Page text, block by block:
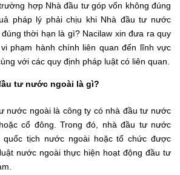
hợp Nhà đầu tư góp vốn không đúng
pháp lý phải chịu khi Nhà đầu tư nước
thời hạn là gì? Nacilaw xin đưa ra quy
phạm hành chính liên quan đến lĩnh vực
với các quy định pháp luật có liên quan.
tư nước ngoài là gì?
nước ngoài là công ty có nhà đầu tư nước
cổ đông. Trong đó, nhà đầu tư nước
quốc tịch nước ngoài hoặc tổ chức được
nước ngoài thực hiện hoạt động đầu tư